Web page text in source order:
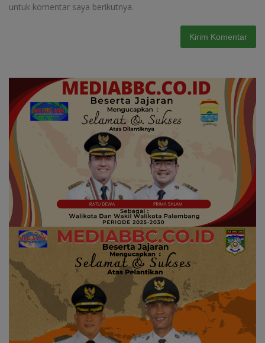
untuk komentar saya berikutnya.